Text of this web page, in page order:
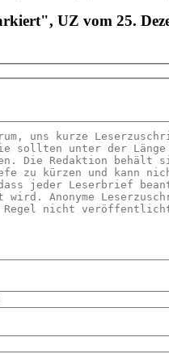
UZ vom 25.